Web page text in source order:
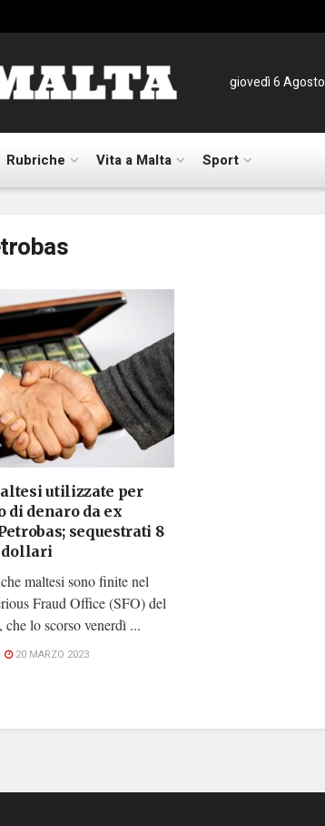
giovedì 6 Agosto
Rubriche Vita a Malta Sport
utilizzate per
di denaro da ex
sequestrati 8
maltesi sono finite nel
Fraud Office (SFO) del
lo scorso venerdì ...
20 MARZO 2023